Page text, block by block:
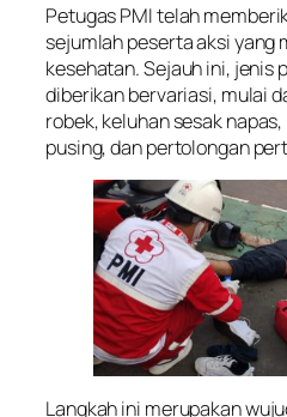
Petugas PMI telah
sejumlah peserta aksi yang
kesehatan. Sejauh ini, jenis
diberikan bervariasi, mulai
robek, keluhan sesak
pusing, dan pertolongan
Langkah ini merupakan